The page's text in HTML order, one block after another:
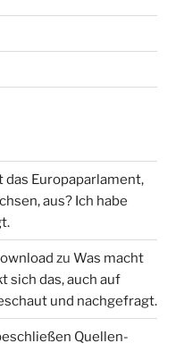
das Europaparlament,
aus? Ich habe
zu Was macht
sich das, auch auf
und nachgefragt.
Quellen-